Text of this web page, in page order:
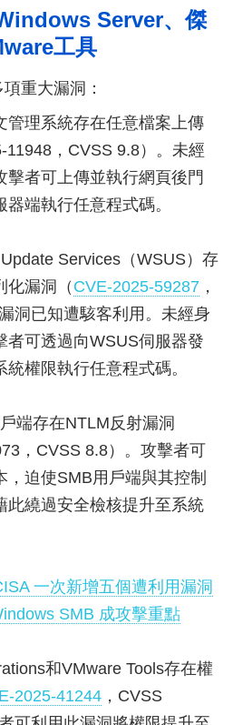
Server、傑
工具
重大漏洞：
管理系統存在任意檔案上傳
11948，CVSS 9.8）。未經
擊者可上傳並執行網頁後門
端執行任意程式碼。
Services（WSUS）存
化漏洞（ CVE-2025-59287，
洞已知遭駭客利用。未經身
者可透過向WSUS伺服器發
權限執行任意程式碼。
端存在NTLM反射漏洞
，CVSS 8.8）。攻擊者可
，迫使SMB用戶端與其控制
此繞過安全檢核提升至系統
一次新增五個遭利用漏洞
SMB 成攻擊重點
和VMware Tools存在權
2025-41244，CVSS